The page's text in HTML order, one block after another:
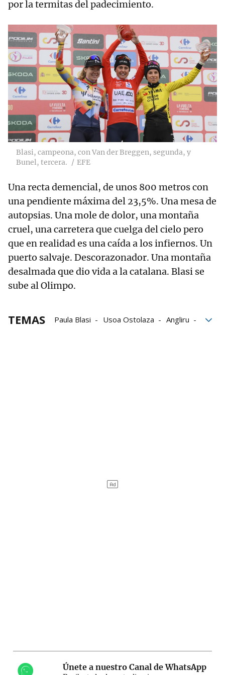
por la termitas del padecimiento.
Blasi, campeona, con Van der Breggen, segunda, y
Bunel, tercera.
EFE
Una recta demencial, de unos 800 metros con
una pendiente máxima del 23,5%. Una mesa de
autopsias. Una mole de dolor, una montaña
cruel, una carretera que cuelga del cielo pero
que en realidad es una caída a los infiernos. Un
puerto salvaje. Descorazonador. Una montaña
desalmada que dio vida a la catalana. Blasi se
sube al Olimpo.
TEMAS Paula Blasi Usoa Ostolaza
Angliru
Únete a nuestro Canal de WhatsApp